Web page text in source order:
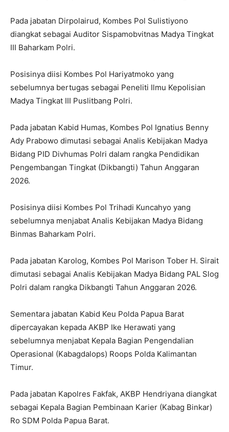
Pada jabatan Dirpolairud, Kombes Pol Sulistiyono
diangkat sebagai Auditor Sispamobvitnas Madya Tingkat
III Baharkam Polri.
Posisinya diisi Kombes Pol Hariyatmoko yang
sebelumnya bertugas sebagai Peneliti Ilmu Kepolisian
Madya Tingkat III Puslitbang Polri.
Pada jabatan Kabid Humas, Kombes Pol Ignatius Benny
Ady Prabowo dimutasi sebagai Analis Kebijakan Madya
Bidang PID Divhumas Polri dalam rangka Pendidikan
Pengembangan Tingkat (Dikbangti) Tahun Anggaran
2026.
Posisinya diisi Kombes Pol Trihadi Kuncahyo yang
sebelumnya menjabat Analis Kebijakan Madya Bidang
Binmas Baharkam Polri.
Pada jabatan Karolog, Kombes Pol Marison Tober H. Sirait
dimutasi sebagai Analis Kebijakan Madya Bidang PAL Slog
Polri dalam rangka Dikbangti Tahun Anggaran 2026.
Sementara jabatan Kabid Keu Polda Papua Barat
dipercayakan kepada AKBP Ike Herawati yang
sebelumnya menjabat Kepala Bagian Pengendalian
Operasional (Kabagdalops) Roops Polda Kalimantan
Timur.
Pada jabatan Kapolres Fakfak, AKBP Hendriyana diangkat
sebagai Kepala Bagian Pembinaan Karier (Kabag Binkar)
Ro SDM Polda Papua Barat.